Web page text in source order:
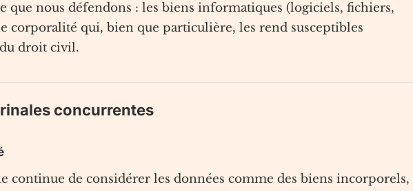
que nous défendons : les biens informatiques (logiciels, fichiers,
corporalité qui, bien que particulière, les rend susceptibles
droit civil.
concurrentes
continue de considérer les données comme des biens incorporels,